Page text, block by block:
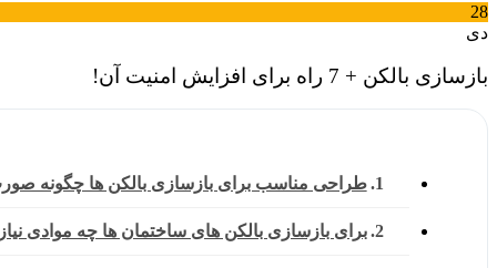
28
دی
بازسازی بالکن + 7 راه برای افزایش امنیت آن!
طراحی مناسب برای بازسازی بالکن ها چگونه
برای بازسازی بالکن های ساختمان ها چه موادی